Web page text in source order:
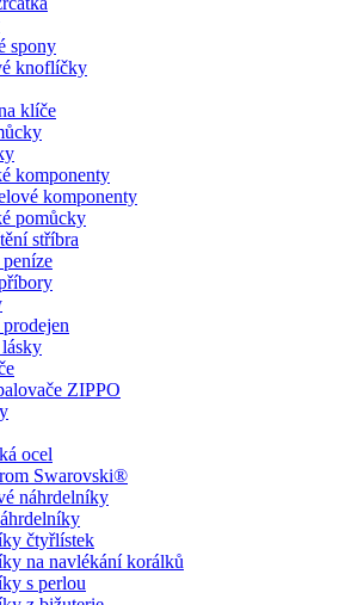
spony
knoflíčky
klíče
komponenty
komponenty
pomůcky
stříbra
ZIPPO
ocel
Swarovski®
náhrdelníky
čtyřlístek
na navlékání korálků
s perlou